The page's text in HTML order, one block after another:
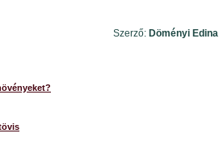
Szerző: Döményi Edina